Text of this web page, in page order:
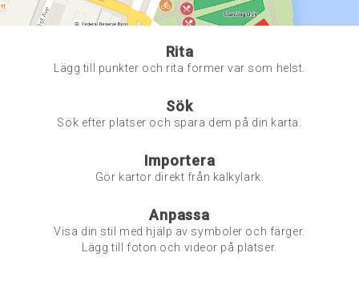
Rita
Lägg till punkter och rita former var som helst.
Sök
Sök efter platser och spara dem på din karta.
Importera
Gör kartor direkt från kalkylark.
Anpassa
Visa din stil med hjälp av symboler och färger.
Lägg till foton och videor på platser.